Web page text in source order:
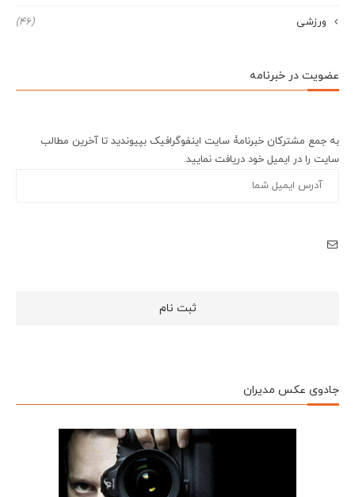
ورزشی (46)
عضویت در خبرنامه
به جمع مشترکان خبرنامۀ سایت اینفوگرافیک بپیوندید تا آخرین مطالب
سایت را در ایمیل خود دریافت نمایید.
جادوی عکس مدیران